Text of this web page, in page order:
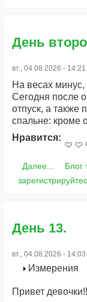
День
вт., 04.08.2026 -
На весах
Сегодня после
отпуск, а также
спальне: кроме
Нравится:
Далее... Блог
День 13.
вт., 04.08.2026 -
Измерения
Привет